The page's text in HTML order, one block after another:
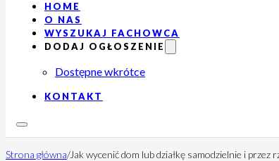
HOME
O NAS
WYSZUKAJ FACHOWCA
DODAJ OGŁOSZENIE
Dostępne wkrótce
KONTAKT
Strona główna/Jak wycenić dom lub działkę samodzielnie i